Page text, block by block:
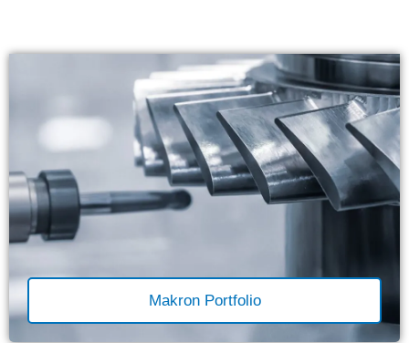
Makron Portfolio